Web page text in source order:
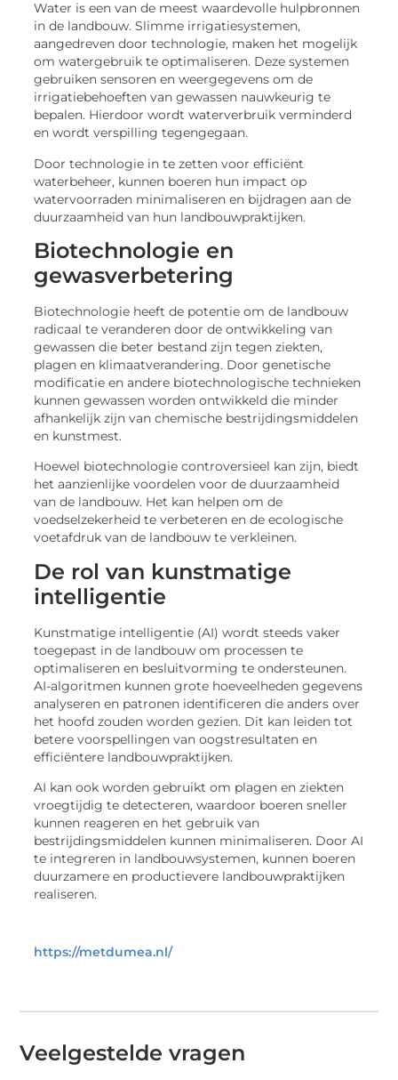
Water is een van de meest waardevolle hulpbronnen
in de landbouw. Slimme irrigatiesystemen,
aangedreven door technologie, maken het mogelijk
om watergebruik te optimaliseren. Deze systemen
gebruiken sensoren en weergegevens om de
irrigatiebehoeften van gewassen nauwkeurig te
bepalen. Hierdoor wordt waterverbruik verminderd
en wordt verspilling tegengegaan.
Door technologie in te zetten voor efficiënt
waterbeheer, kunnen boeren hun impact op
watervoorraden minimaliseren en bijdragen aan de
duurzaamheid van hun landbouwpraktijken.
Biotechnologie en
gewasverbetering
Biotechnologie heeft de potentie om de landbouw
radicaal te veranderen door de ontwikkeling van
gewassen die beter bestand zijn tegen ziekten,
plagen en klimaatverandering. Door genetische
modificatie en andere biotechnologische technieken
kunnen gewassen worden ontwikkeld die minder
afhankelijk zijn van chemische bestrijdingsmiddelen
en kunstmest.
Hoewel biotechnologie controversieel kan zijn, biedt
het aanzienlijke voordelen voor de duurzaamheid
van de landbouw. Het kan helpen om de
voedselzekerheid te verbeteren en de ecologische
voetafdruk van de landbouw te verkleinen.
De rol van kunstmatige
intelligentie
Kunstmatige intelligentie (AI) wordt steeds vaker
toegepast in de landbouw om processen te
optimaliseren en besluitvorming te ondersteunen.
AI-algoritmen kunnen grote hoeveelheden gegevens
analyseren en patronen identificeren die anders over
het hoofd zouden worden gezien. Dit kan leiden tot
betere voorspellingen van oogstresultaten en
efficiëntere landbouwpraktijken.
AI kan ook worden gebruikt om plagen en ziekten
vroegtijdig te detecteren, waardoor boeren sneller
kunnen reageren en het gebruik van
bestrijdingsmiddelen kunnen minimaliseren. Door AI
te integreren in landbouwsystemen, kunnen boeren
duurzamere en productievere landbouwpraktijken
realiseren.
https://metdumea.nl/
Veelgestelde vragen